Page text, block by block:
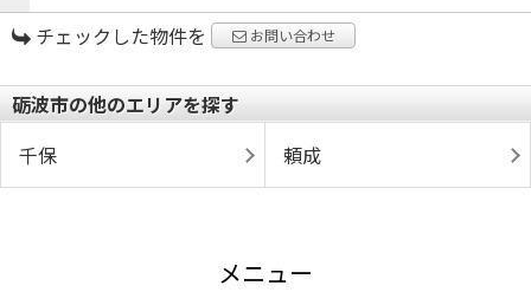
チェックした物件を お問い合わせ
砺波市の他のエリアを探す
千保
頼成
メニュー